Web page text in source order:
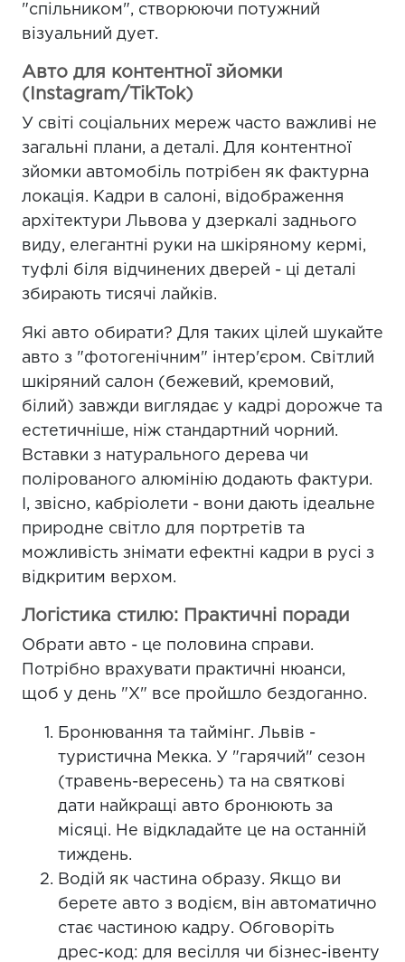
"спільником", створюючи потужний
візуальний дует.
Авто для контентної зйомки
(Instagram/TikTok)
У світі соціальних мереж часто важливі не
загальні плани, а деталі. Для контентної
зйомки автомобіль потрібен як фактурна
локація. Кадри в салоні, відображення
архітектури Львова у дзеркалі заднього
виду, елегантні руки на шкіряному кермі,
туфлі біля відчинених дверей - ці деталі
збирають тисячі лайків.
Які авто обирати? Для таких цілей шукайте
авто з "фотогенічним" інтер'єром. Світлий
шкіряний салон (бежевий, кремовий,
білий) завжди виглядає у кадрі дорожче та
естетичніше, ніж стандартний чорний.
Вставки з натурального дерева чи
полірованого алюмінію додають фактури.
І, звісно, кабріолети - вони дають ідеальне
природне світло для портретів та
можливість знімати ефектні кадри в русі з
відкритим верхом.
Логістика стилю: Практичні поради
Обрати авто - це половина справи.
Потрібно врахувати практичні нюанси,
щоб у день "Х" все пройшло бездоганно.
Бронювання та таймінг. Львів -
туристична Мекка. У "гарячий" сезон
(травень-вересень) та на святкові
дати найкращі авто бронюють за
місяці. Не відкладайте це на останній
тиждень.
Водій як частина образу. Якщо ви
берете авто з водієм, він автоматично
стає частиною кадру. Обговоріть
дрес-код: для весілля чи бізнес-івенту